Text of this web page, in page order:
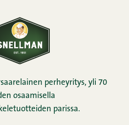
perheyritys, yli 70
osaamisella
parissa.